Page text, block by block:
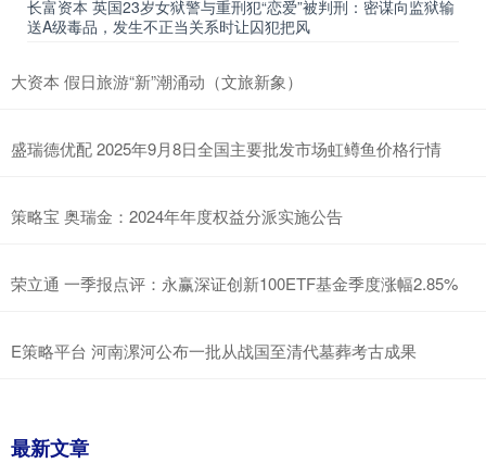
长富资本 英国23岁女狱警与重刑犯“恋爱”被判刑：密谋向监狱输
送A级毒品，发生不正当关系时让囚犯把风
大资本 假日旅游“新”潮涌动（文旅新象）
盛瑞德优配 2025年9月8日全国主要批发市场虹鳟鱼价格行情
策略宝 奥瑞金：2024年年度权益分派实施公告
荣立通 一季报点评：永赢深证创新100ETF基金季度涨幅2.85%
E策略平台 河南漯河公布一批从战国至清代墓葬考古成果
最新文章